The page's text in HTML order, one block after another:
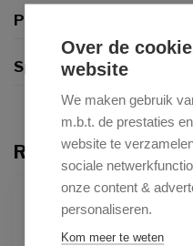
Over de
website
We maken gebruik
m.b.t. de prestaties
website te
sociale
onze content &
personaliseren.
Kom meer te weten
Productomschrijving
Specificaties
Recent bekeken